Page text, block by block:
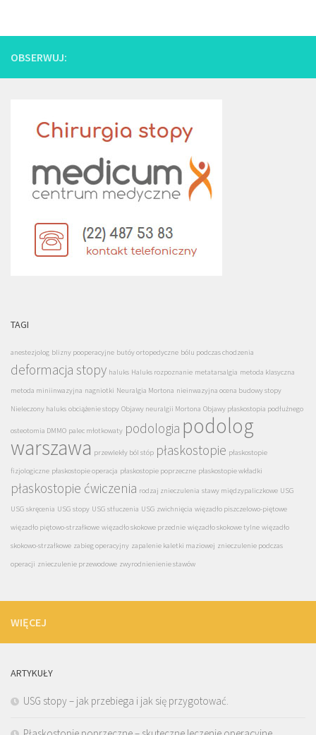
OBSERWUJ:
TAGI
anestezjolog blizny pooperacyjne butóy ortopedyczne bólu podczas chodzenia
deformacja stopy haluks Haluks rozpoznanie metatarsalgia metoda klasyczna
metoda miniinwazyjna nagniotki Neuralgia Mortona nieinwazyjna ocena budowy stopy
Nieleczony haluks obciążenie stopy Objawy neuralgii Mortona Objawy płaskostopia podłużnego
osteotomia DMMO palec młotkowaty podologia podolog
warszawa przewlekły ból stóp płaskostopie płaskostopie
fizjologiczne płaskostopie operacja płaskostopie poprzeczne płaskostopie wkładki
płaskostopie ćwiczenia rodzaj znieczulenia stawy międzypaliczkowe USG
USG skręcenia USG stopy USG stłuczenia USG zwichnięcia więzadło piszczelowo-piętowe
więzadło piętowo-strzałkowe więzadło skokowe przednie więzadło skokowe tylne więzadło
skokowo-strzałkowe zabieg operacyjny zapalenie kaletki maziowej znieczulenie podczas
operacji znieczulenie przewodowe zwyrodnienienie stawów
WIĘCEJ
ARTYKUŁY
USG stopy – jak przebiega i jak się przygotować.